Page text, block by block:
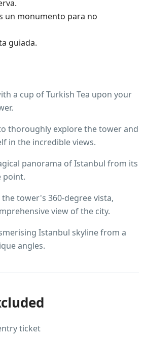
un monumento para no
guiada.
a cup of Turkish Tea upon your
thoroughly explore the tower and
in the incredible views.
panorama of Istanbul from its
point.
tower's 360-degree vista,
view of the city.
Istanbul skyline from a
angles.
ticket